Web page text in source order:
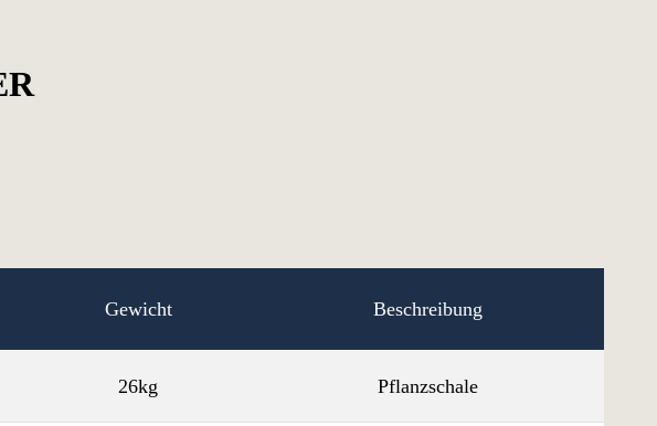
Gewicht Beschreibung
26kg Pflanzschale